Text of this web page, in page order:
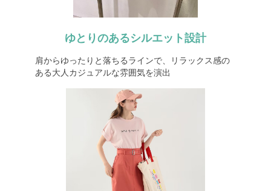
ゆとりのあるシルエット設計
肩からゆったりと落ちるラインで、リラックス感の
ある大人カジュアルな雰囲気を演出